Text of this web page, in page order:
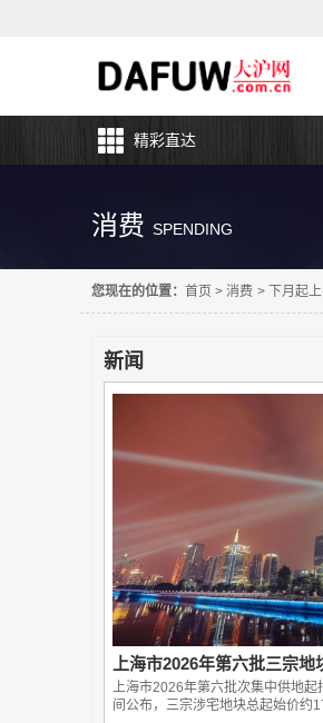
精彩直达
消费 SPENDING
您现在的位置： 首页 > 消费 > 下月起
新闻
上海市2026年第六批三宗
上海市2026年第六批次集中供地
间公布，‌三宗涉宅地块总起始价约